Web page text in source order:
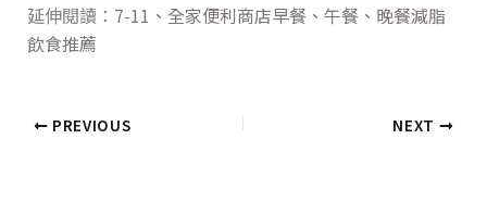
延伸閱讀： 7-11、全家便利商店早餐、午餐、晚餐減脂
飲食推薦
PREVIOUS NEXT